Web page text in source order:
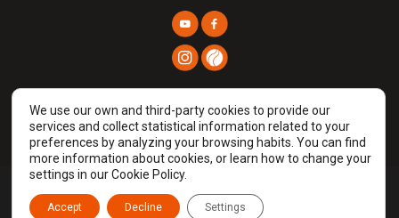
Prames TIC © 2026
We use our own and third-party cookies to provide our
services and collect statistical information related to your
preferences by analyzing your browsing habits. You can find
more information about cookies, or learn how to change your
settings in our Cookie Policy.
Accept Decline Settings